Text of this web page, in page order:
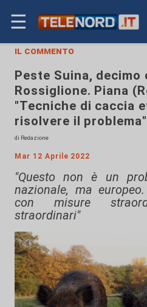
☰
il commento
Peste Suina, decimo
Rossiglione. Piana
"Tecniche di caccia
risolvere il problema"
di Redazione
Mar 12 Aprile 2022
"Questo non è un
nazionale, ma
con misure
straordinari"